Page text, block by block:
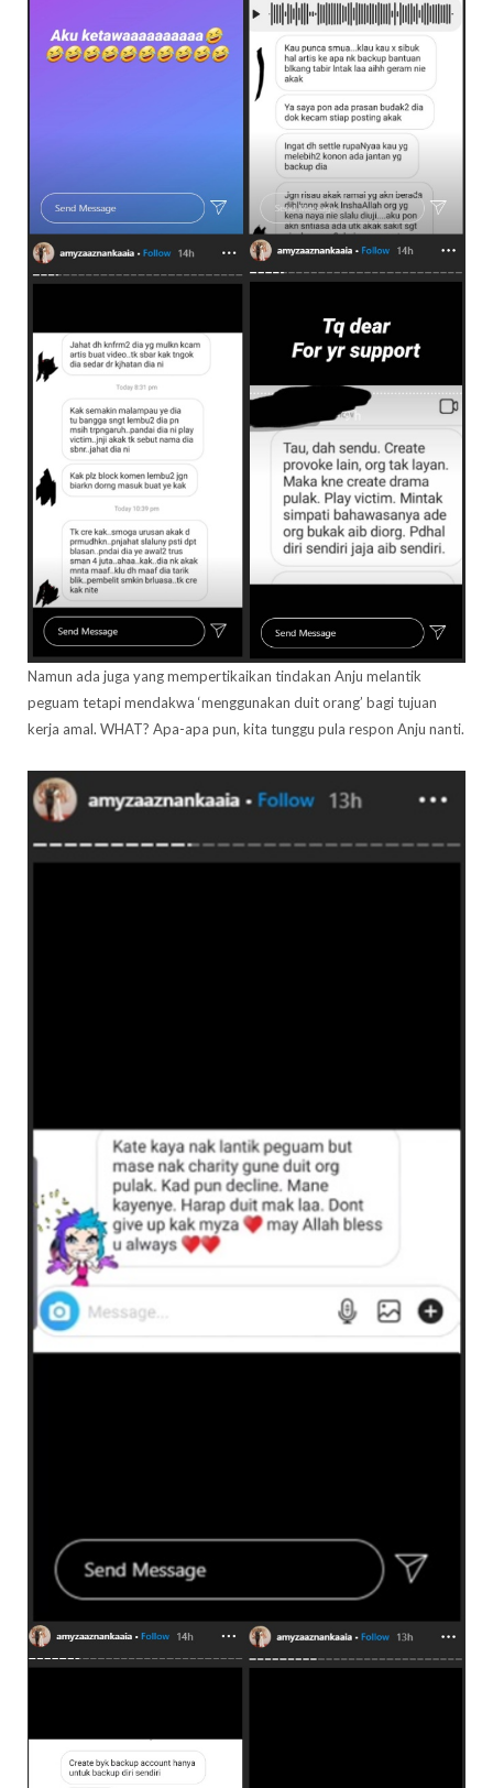
Namun ada juga yang mempertikaikan tindakan Anju melantik
peguam tetapi mendakwa ‘menggunakan duit orang’ bagi tujuan
kerja amal. WHAT? Apa-apa pun, kita tunggu pula respon Anju nanti.